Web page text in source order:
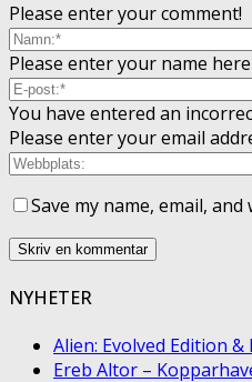
Please enter your comment!
Please enter your name here
You have entered an
Please enter your email
Save my name, email,
NYHETER
Alien: Evolved Edition
Ereb Altor –